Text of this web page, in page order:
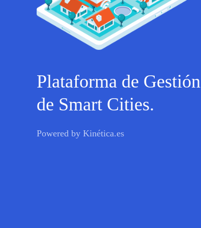
Plataforma de Gestión
de Smart Cities.
Powered by Kinética.es